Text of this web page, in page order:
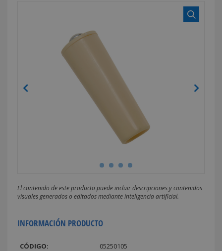
El contenido de este producto puede incluir descripciones y contenidos
visuales generados o editados mediante inteligencia artificial.
INFORMACIÓN PRODUCTO
CÓDIGO:
05250105